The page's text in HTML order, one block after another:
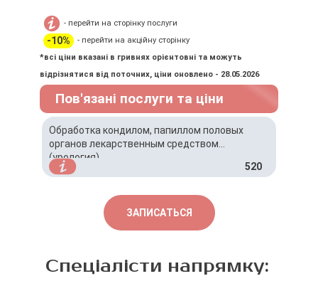
- перейти на сторінку послуги
-10%
- перейти на акційну сторінку
*всі ціни вказані в гривнях орієнтовні та можуть
відрізнятися від поточних, ціни оновлено - 28.05.2026
Пов'язані послуги та ціни
Обработка кондилом, папиллом половых
органов лекарственным средством
(урология)
520
ЗАПИСАТЬСЯ
Спеціалісти напрямку: